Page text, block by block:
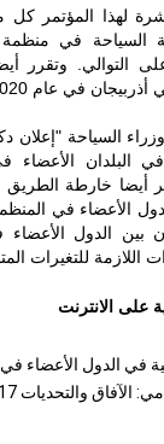
لهذا المؤتمر كل
السياحة في منظمة
و 2020 على التوالي.
في عام 2020.
السياحة "إعلان دكا"
البلدان الأعضاء
خارطة الطريق
الأعضاء في
بين الدول الأعضاء
للتغيرات
على الانترنت
في الدول الأعضاء في
والتحديات 2017